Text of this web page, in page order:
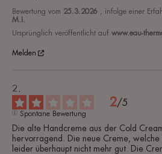
Bewertung vom 25.3.2026 , infolge einer
M.I.
Ursprünglich veröffentlicht auf www.eau-
Melden
2/5
Spontane Bewertung
Die alte Handcreme aus der Cold
hervorragend. Die neue Creme,
leider überhaupt nicht mehr gut. Die